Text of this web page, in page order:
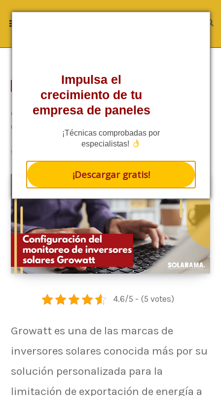
Impulsa el
crecimiento de tu
empresa de paneles
¡Técnicas comprobadas por
especialistas!
¡Descargar gratis!
¿Cómo configurar el monitoreo
de inversores solares?
5 MINS READ 4.6/5 - (5 VOTES)
4.6/5 - (5 votes)
Growatt es una de las marcas de
inversores solares conocida más por su
solución personalizada para la
limitación de exportación de energía a